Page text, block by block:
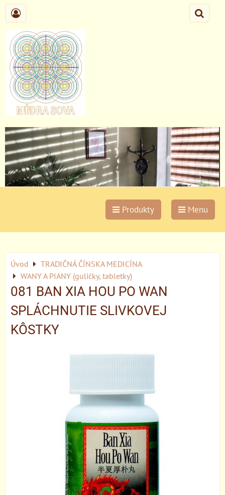
Produkty Menu
Úvod
TRADIČNÁ ČÍNSKA MEDICÍNA
WANY A PIANY (guličky, tabletky)
081 BAN XIA HOU PO WAN
SPLÁCHNUTIE SLIVKOVEJ
KÔSTKY